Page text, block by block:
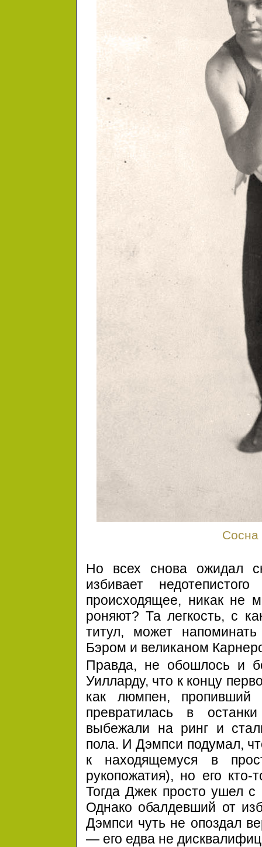
Сосна
Но всех снова ожидал
избивает
происходящее, никак не
роняют? Та легкость, с
титул, может
Бэром и великаном
Правда, не обошлось и
Уилларду, что к концу
как люмпен, пропивший
превратилась в
выбежали на ринг и
пола. И Дэмпси подумал,
к находящемуся в
рукопожатия), но его кто-
Тогда Джек просто ушел
Однако обалдевший от
Дэмпси чуть не опоздал
— его едва не